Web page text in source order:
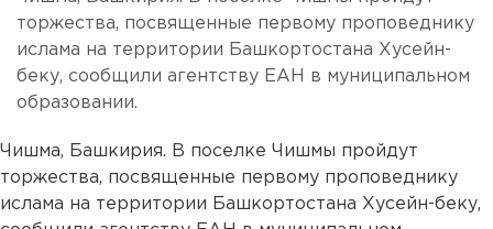
торжества, посвященные первому проповеднику
ислама на территории Башкортостана Хусейн-
беку, сообщили агентству ЕАН в муниципальном
образовании.
Чишма, Башкирия. В поселке Чишмы пройдут
торжества, посвященные первому проповеднику
ислама на территории Башкортостана Хусейн-беку,